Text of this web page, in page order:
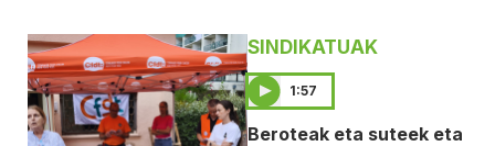
SINDIKATUAK
1:57
Beroteak eta suteek eta